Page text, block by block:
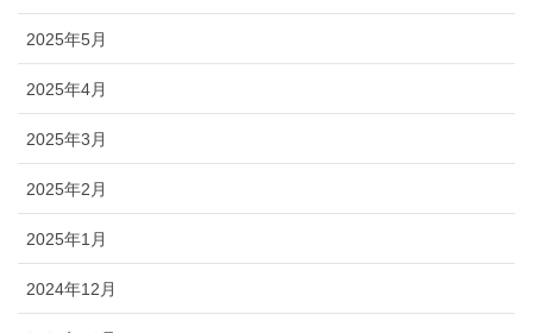
2025年5月
2025年4月
2025年3月
2025年2月
2025年1月
2024年12月